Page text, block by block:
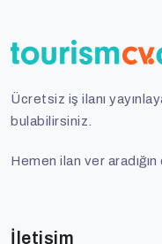
Ücretsiz iş ilanı
bulabilirsiniz.
Hemen ilan ver aradığın
İletişim